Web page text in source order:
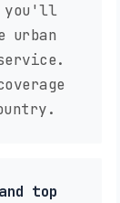
you'll
urban
top